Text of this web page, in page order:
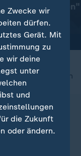
zu beeinflussen"
Video14:56
nach oben
Zwecke wir
dürfen.
Gerät. Mit
zu
wir deine
unter
und
die Zukunft
oder ändern.